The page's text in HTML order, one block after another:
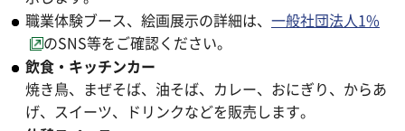
職業体験ブース、絵画展示の詳細は、 一般社団法人1%
のSNS等をご確認ください。
飲食・キッチンカー
焼き鳥、まぜそば、油そば、カレー、おにぎり、からあ
げ、スイーツ、ドリンクなどを販売します。